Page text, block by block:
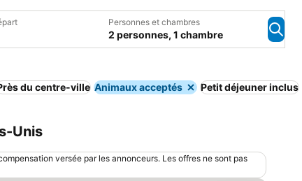
Personnes et chambres
2 personnes, 1 chambre
du centre-ville Animaux acceptés Petit déjeuner inclus
Unis
versée par les annonceurs. Les offres ne sont pas